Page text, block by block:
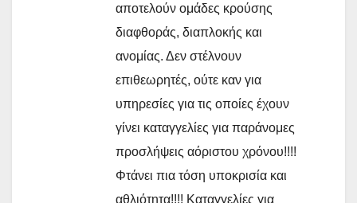
αποτελούν ομάδες κρούσης
διαφθοράς, διαπλοκής και
ανομίας. Δεν στέλνουν
επιθεωρητές, ούτε καν για
υπηρεσίες για τις οποίες έχουν
γίνει καταγγελίες για παράνομες
προσλήψεις αόριστου χρόνου!!!!
Φτάνει πια τόση υποκρισία και
αθλιότητα!!!! Καταγγελίες για